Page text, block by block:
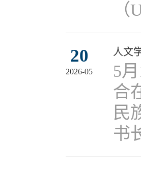
20
2026-05
人文
5
合
民
书